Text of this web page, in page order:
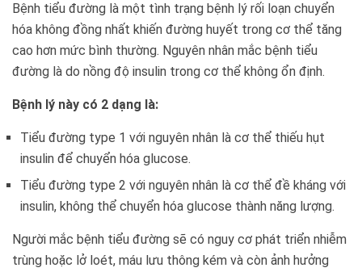
Bệnh tiểu đường là một tình trạng bệnh lý rối loạn chuyển
hóa không đồng nhất khiến đường huyết trong cơ thể tăng
cao hơn mức bình thường. Nguyên nhân mắc bệnh tiểu
đường là do nồng độ insulin trong cơ thể không ổn định.
Bệnh lý này có 2 dạng là:
Tiểu đường type 1 với nguyên nhân là cơ thể thiếu hụt
insulin để chuyển hóa glucose.
Tiểu đường type 2 với nguyên nhân là cơ thể đề kháng với
insulin, không thể chuyển hóa glucose thành năng lượng.
Người mắc bệnh tiểu đường sẽ có nguy cơ phát triển nhiễm
trùng hoặc lở loét, máu lưu thông kém và còn ảnh hưởng